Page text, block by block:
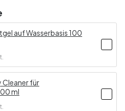
auf Wasserbasis 100
Cleaner für
ml